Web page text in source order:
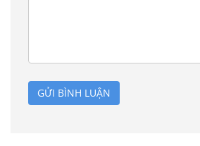
GỬI BÌNH LUẬN